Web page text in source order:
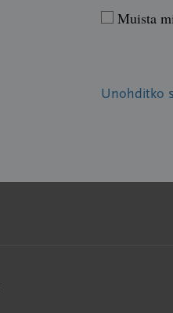
Muista
Unohditko